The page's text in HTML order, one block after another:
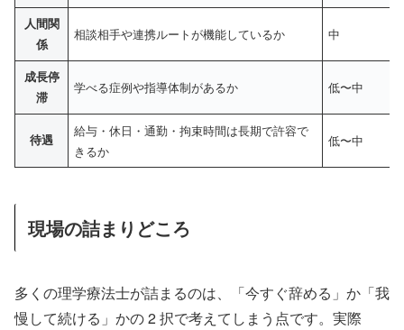
人間関
係
相談相手や連携ルートが機能しているか 中
成長停
滞
学べる症例や指導体制があるか 低〜中
待遇
給与・休日・通勤・拘束時間は長期で許容で
きるか
低〜中
現場の詰まりどころ
多くの理学療法士が詰まるのは、「今すぐ辞める」か「我
慢して続ける」かの 2 択で考えてしまう点です。実際